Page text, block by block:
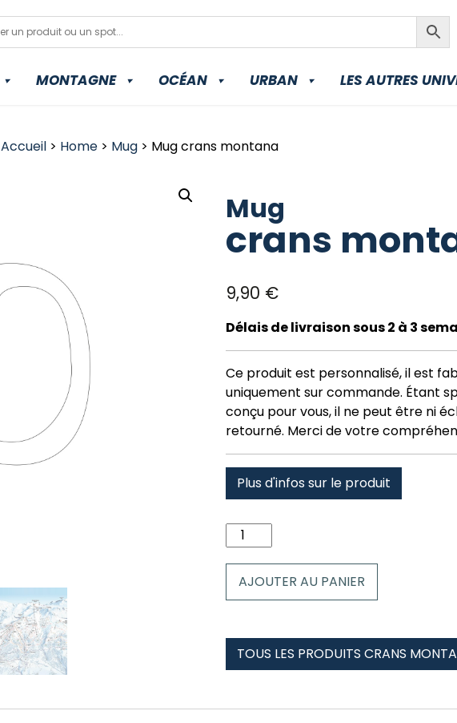
MONTAGNE OCÉAN URBAN LES AUTRES
Accueil> Home> Mug> Mug crans montana
Mug
crans
9,90 €
Délais de livraison sous 2 à 3
Ce produit est personnalisé, il est
uniquement sur commande. Étant
conçu pour vous, il ne peut être ni
retourné. Merci de votre
Plus d'infos sur le produit
quantité
de
crans
AJOUTER AU PANIER
TOUS LES PRODUITS CRANS